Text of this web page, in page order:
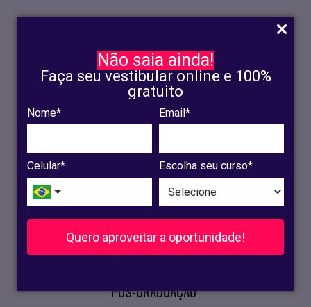
Não saia ainda!
Faça seu vestibular online e 100%
gratuito
Nome* Email*
Celular* Escolha seu curso*
Quero aproveitar a oportunidade!
.
INSCRIÇÃO
OLINDA
RECIFE
VESTIBULAR
CURSOS PRESENCIAIS
PÓS-GRADUAÇÃO